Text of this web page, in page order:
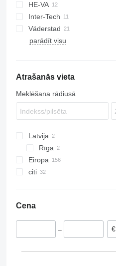
Multiflex
HE-VA
Inter-Tech
Vari-Master
Zirkon
Lion
KL
KZK
Väderstad
Carrier
parādīt visu
Atrašanās vieta
Meklēšana rādiusā
Latvija
Rīga
Eiropa
Zviedrija
Rumānija
citi
Cena
–